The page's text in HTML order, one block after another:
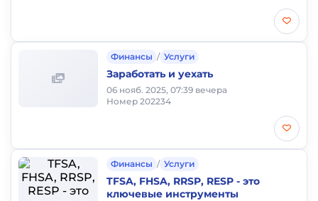
Финансы / Услуги
Заработать и уехать
06 нояб. 2025, 07:39 вечера
Номер 202234
Финансы / Услуги
TFSA, FHSA, RRSP, RESP - это
ключевые инструменты